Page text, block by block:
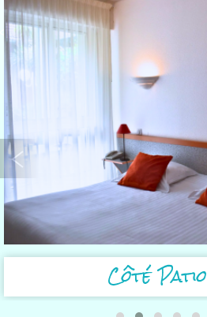
Côté Patio